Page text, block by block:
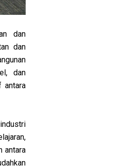
dan
dan
dan
antara
antara